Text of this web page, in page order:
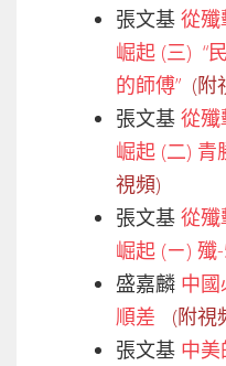
​張文基 從殲
崛起 (三) “
的師傅” (附
張文基 從殲
崛起 (二) 青
視頻)
張文基 從殲
崛起 (ㄧ) 殲
盛嘉麟 中
順差
(附視
張文基 中